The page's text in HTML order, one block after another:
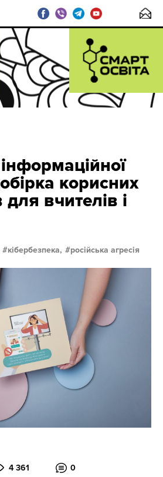
корисних
для вчителів і
кібербезпека, російська агресія
4 361 0